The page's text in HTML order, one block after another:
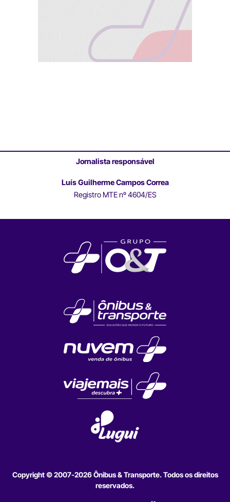
Jornalista responsável
Luís Guilherme Campos Correa
Registro MTE nº 4604/ES
Copyright © 2007-2026 Ônibus & Transporte. Todos os direitos
reservados.